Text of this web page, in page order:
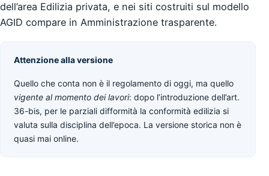
dell’area Edilizia privata, e nei siti costruiti sul modello
AGID compare in Amministrazione trasparente.
Attenzione alla versione
Quello che conta non è il regolamento di oggi, ma quello
vigente al momento dei lavori: dopo l’introduzione dell’art.
36-bis, per le parziali difformità la conformità edilizia si
valuta sulla disciplina dell’epoca. La versione storica non è
quasi mai online.